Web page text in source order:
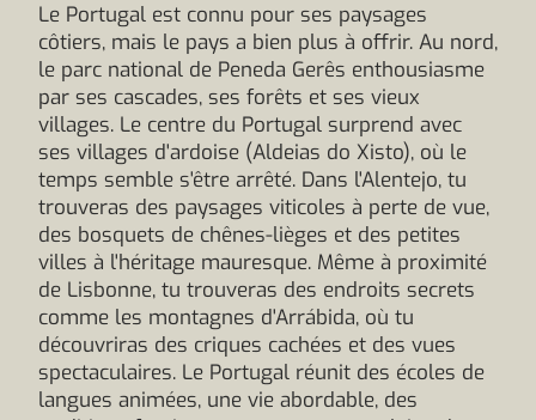
Le Portugal est connu pour ses paysages
côtiers, mais le pays a bien plus à offrir. Au nord,
le parc national de Peneda Gerês enthousiasme
par ses cascades, ses forêts et ses vieux
villages. Le centre du Portugal surprend avec
ses villages d'ardoise (Aldeias do Xisto), où le
temps semble s'être arrêté. Dans l'Alentejo, tu
trouveras des paysages viticoles à perte de vue,
des bosquets de chênes-lièges et des petites
villes à l'héritage mauresque. Même à proximité
de Lisbonne, tu trouveras des endroits secrets
comme les montagnes d'Arrábida, où tu
découvriras des criques cachées et des vues
spectaculaires. Le Portugal réunit des écoles de
langues animées, une vie abordable, des